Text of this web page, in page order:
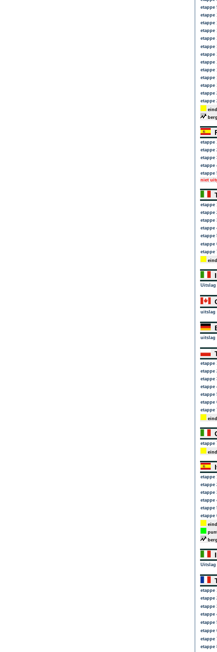
etappe
etappe
etappe
etappe
etappe
etappe
etappe
etappe
etappe
etappe
etappe
etappe
etappe
etappe
etappe
etappe
etappe
etappe
niet
etappe
etappe
etappe
etappe
etappe
etappe
etappe
Uitslag
uitslag
uitslag
etappe
etappe
etappe
etappe
etappe
etappe
etappe
etappe
etappe
etappe
etappe
etappe
etappe
etappe
Uitslag
etappe
etappe
etappe
etappe
etappe
etappe
etappe
etappe